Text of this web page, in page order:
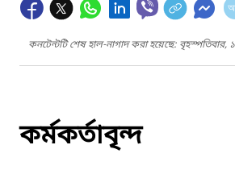
কনটেন্টটি শেষ হাল-নাগাদ করা হয়েছে:
কর্মকর্তাবৃন্দ